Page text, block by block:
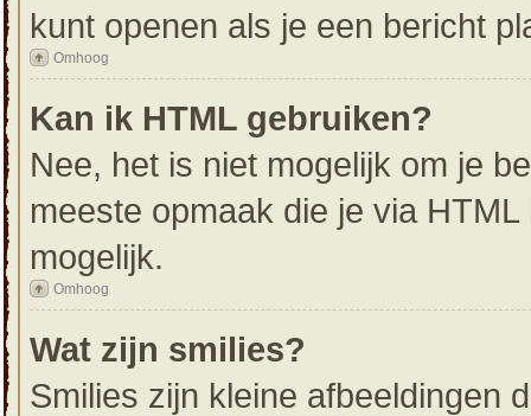
kunt openen als je een bericht
Omhoog
Kan ik HTML gebruiken?
Nee, het is niet mogelijk om je
meeste opmaak die je via
mogelijk.
Omhoog
Wat zijn smilies?
Smilies zijn kleine afbeeldingen